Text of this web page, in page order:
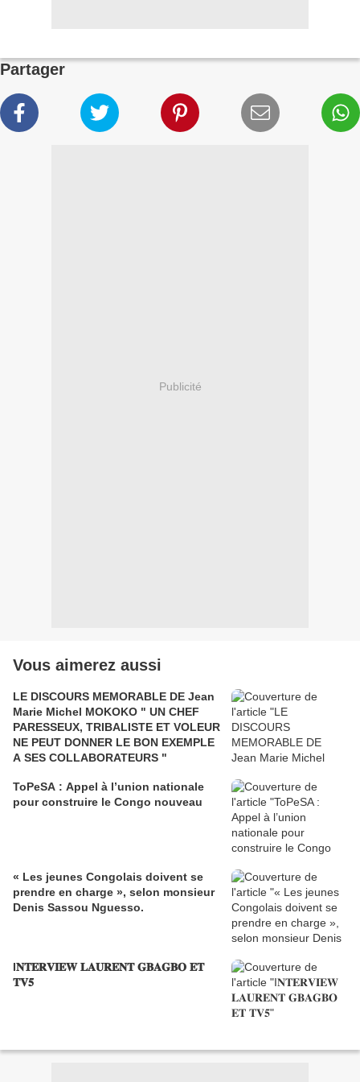
Partager
Publicité
Vous aimerez aussi
LE DISCOURS MEMORABLE DE Jean
Marie Michel MOKOKO " UN CHEF
PARESSEUX, TRIBALISTE ET VOLEUR
NE PEUT DONNER LE BON EXEMPLE
A SES COLLABORATEURS "
ToPeSA : Appel à l’union nationale
pour construire le Congo nouveau
« Les jeunes Congolais doivent se
prendre en charge », selon monsieur
Denis Sassou Nguesso.
I𝐍𝐓𝐄𝐑𝐕𝐈𝐄𝐖 𝐋𝐀𝐔𝐑𝐄𝐍𝐓 𝐆𝐁𝐀𝐆𝐁𝐎 𝐄𝐓
𝐓𝐕𝟓